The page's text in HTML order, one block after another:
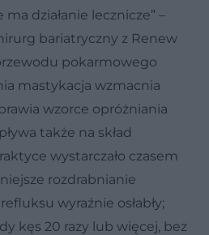
ma działanie lecznicze” –
bariatryczny z Renew
pokarmowego
mastykacja wzmacnia
wzorce opróżniania
także na skład
wystarczało czasem
rozdrabnianie
wyraźnie osłabły;
kęs 20 razy lub więcej, bez